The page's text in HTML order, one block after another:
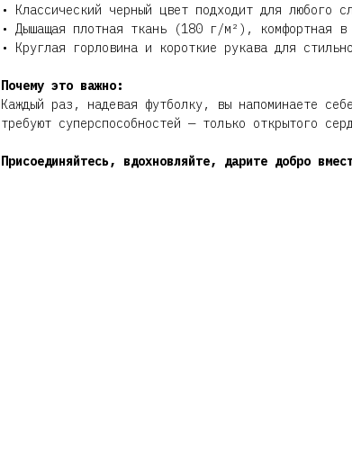
• Классический черный цвет подходит для любого
• Дышащая плотная ткань (180 г/м²), комфортная в
• Круглая горловина и короткие рукава для
Почему это важно:
Каждый раз, надевая футболку, вы напоминаете
требуют суперспособностей — только открытого
Присоединяйтесь, вдохновляйте, дарите добро